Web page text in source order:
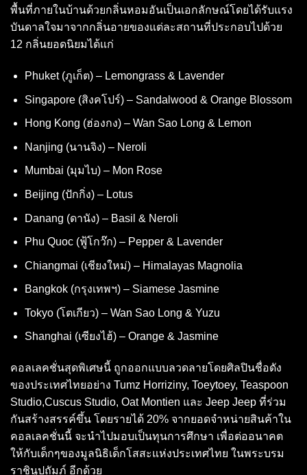
พื้นที่ภายในบ้านด้วยกลิ่นหอมอันเป็นเอกลักษณ์โดยได้รับแรง
บันดาลใจมาจากกลิ่นอายของแต่ละสถานที่ประกอบไปด้วย
12 กลิ่นยอดนิยมได้แก่
Phuket (ภูเก็ต) – Lemongrass & Lavender
Singapore (สิงคโปร์) – Sandalwood & Orange Blossom
Hong Kong (ฮ่องกง) – Wan Sao Long & Lemon
Nanjing (นานจิง) – Neroli
Mumbai (มุมไบ) – Mon Rose
Beijing (ปักกิ่ง) – Lotus
Danang (ดานัง) – Basil & Neroli
Phu Quoc (ฟู้โกว๊ก) – Pepper & Lavender
Chiangmai (เชียงใหม่) – Himalayas Magnolia
Bangkok (กรุงเทพฯ) – Siamese Jasmine
Tokyo (โตเกียว) – Wan Sao Long & Yuzu
Shanghai (เซียงไฮ้) – Orange & Jasmine
คอลเลคชั่นสุดพิเศษนี้ ถูกออกแบบลวดลายโดยศิลปินชื่อดัง
ของประเทศไทยอย่าง Tumz Horriziny, Toeytoey, Teaspoon
Studio,Cuscus Studio, Oat Montien และ Jeep Jeep ที่ร่วม
กันสร้างสรรค์ขึ้น โดยรายได้ 20% จากยอดจำหน่ายสินค้าใน
คอลเลคชั่นนี้ จะนำไปมอบเป็นทุนการศึกษา เพื่อต่ออนาคต
ให้กับเด็กๆของมูลนิธิเด็กโสสะแห่งประเทศไทย ในพระบรม
ราชินูปถัมภ์ อีกด้วย